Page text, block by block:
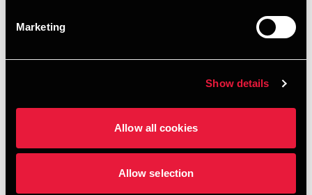
Marketing
Show details
Allow all cookies
Allow selection
egen unik e-mailadresse.
Vi glæder os til at se dig!